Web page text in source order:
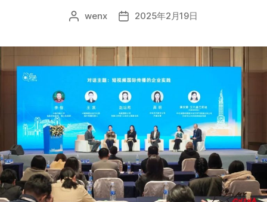
国
短
频
大
文
者
wenx
发
期
2025年2月19日